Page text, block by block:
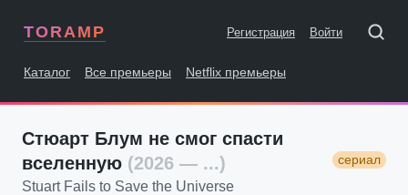
TORAMP Регистрация Войти
Каталог Все премьеры Netflix премьеры
Стюарт Блум не смог спасти
вселенную (2026 — ...) сериал
Stuart Fails to Save the Universe